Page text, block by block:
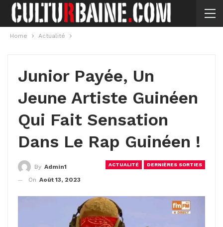
Home Actualité
Junior Payée, Un
Jeune Artiste Guinéen
Qui Fait Sensation
Dans Le Rap Guinéen !
ACTUALITÉ DERNIÈRES SORTIES
By Admin1
On Août 13, 2023